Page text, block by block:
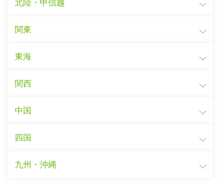
北陸・甲信越
関東
東海
関西
中国
四国
九州・沖縄